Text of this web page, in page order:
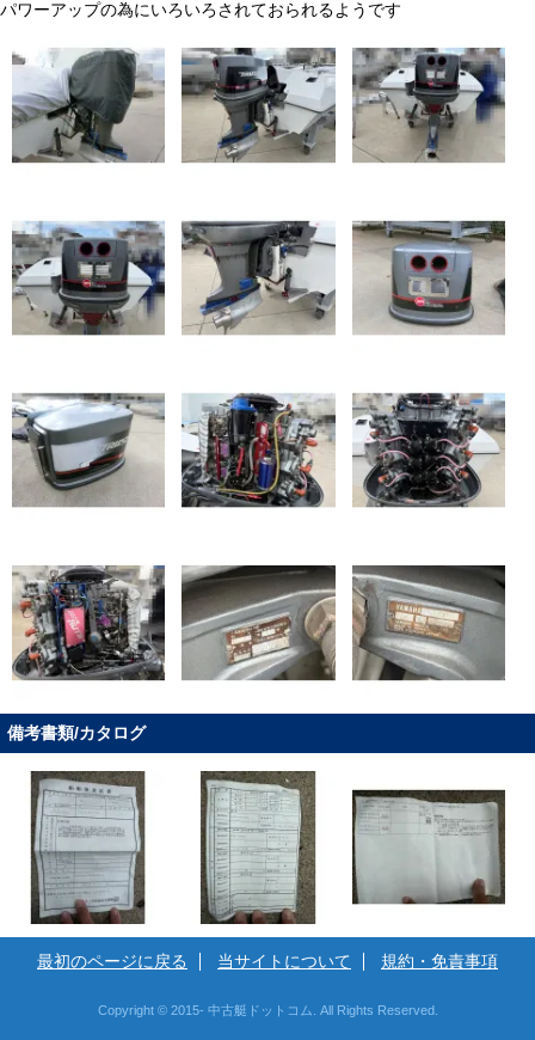
パワーアップの為にいろいろされておられるようです
備考書類/カタログ
最初のページに戻る 当サイトについて 規約・免責事項
Copyright © 2015- 中古艇ドットコム. All Rights Reserved.